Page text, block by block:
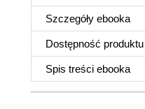
Szczegóły ebooka
Dostępność produktu
Spis treści ebooka